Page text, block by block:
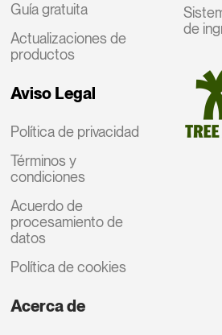
Guía gratuita
Actualizaciones de
productos
Aviso Legal
Política de privacidad
Términos y
condiciones
Acuerdo de
procesamiento de
datos
Política de cookies
de
Acerca de